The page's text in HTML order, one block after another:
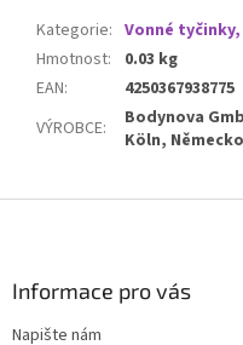
Kategorie: Vonné
Hmotnost:
0.03 kg
EAN:
4250367938775
VÝROBCE:
Bodynova
Köln, Německo
Informace pro vás
Napište nám